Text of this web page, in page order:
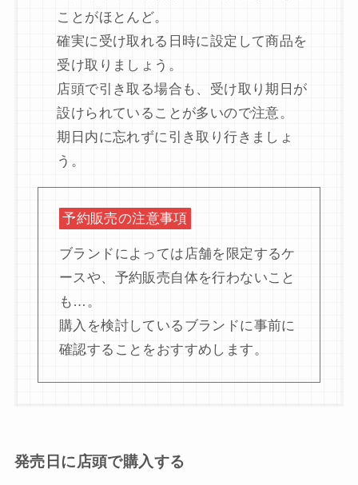
ことがほとんど。
確実に受け取れる日時に設定して商品を
受け取りましょう。
店頭で引き取る場合も、受け取り期日が
設けられていることが多いので注意。
期日内に忘れずに引き取り行きましょ
う。
予約販売の注意事項
ブランドによっては店舗を限定するケ
ースや、予約販売自体を行わないこと
も…。
購入を検討しているブランドに事前に
確認することをおすすめします。
発売日に店頭で購入する